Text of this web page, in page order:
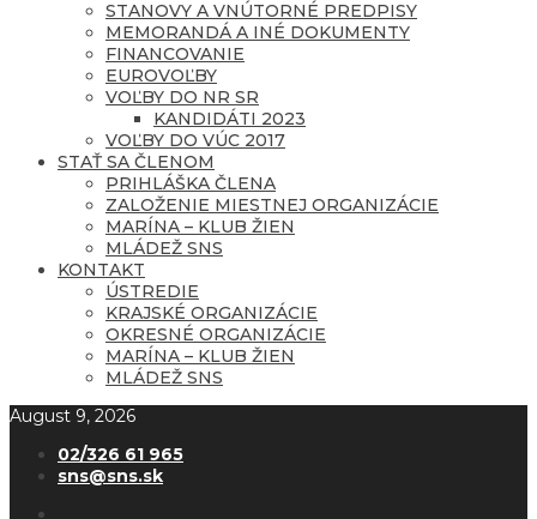
STANOVY A VNÚTORNÉ PREDPISY
MEMORANDÁ A INÉ DOKUMENTY
FINANCOVANIE
EUROVOĽBY
VOĽBY DO NR SR
KANDIDÁTI 2023
VOĽBY DO VÚC 2017
STAŤ SA ČLENOM
PRIHLÁŠKA ČLENA
ZALOŽENIE MIESTNEJ ORGANIZÁCIE
MARÍNA – KLUB ŽIEN
MLÁDEŽ SNS
KONTAKT
ÚSTREDIE
KRAJSKÉ ORGANIZÁCIE
OKRESNÉ ORGANIZÁCIE
MARÍNA – KLUB ŽIEN
MLÁDEŽ SNS
August 9, 2026
02/326 61 965
sns@sns.sk